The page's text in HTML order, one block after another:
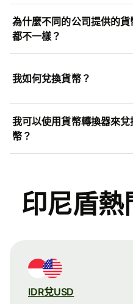
為什麼不同的公司提供的貨
都不一樣？
我如何兌換貨幣？
我可以使用貨幣轉換器來兌
幣？
印尼盾熱
IDR兌USD